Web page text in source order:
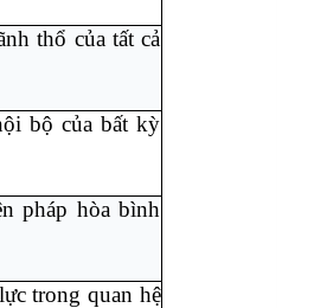
thổ của tất cả
bộ của bất kỳ
pháp hòa bình
trong quan hệ